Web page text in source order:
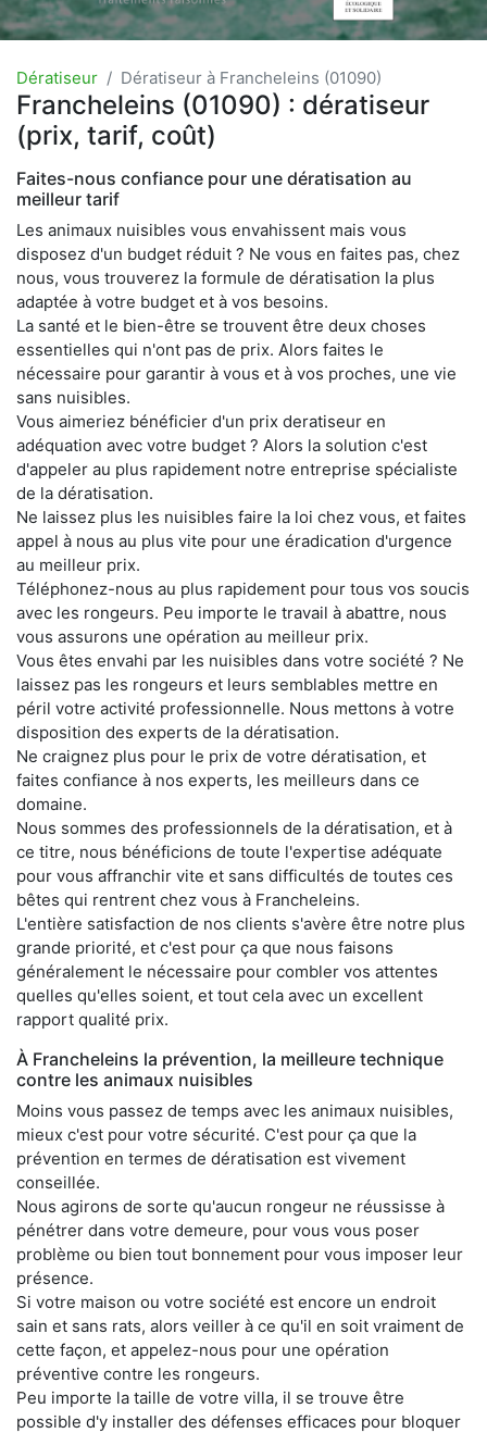
Dératiseur Dératiseur à Francheleins (01090)
Francheleins (01090) : dératiseur
(prix, tarif, coût)
Faites-nous confiance pour une dératisation au
meilleur tarif
Les animaux nuisibles vous envahissent mais vous
disposez d'un budget réduit ? Ne vous en faites pas, chez
nous, vous trouverez la formule de dératisation la plus
adaptée à votre budget et à vos besoins.
La santé et le bien-être se trouvent être deux choses
essentielles qui n'ont pas de prix. Alors faites le
nécessaire pour garantir à vous et à vos proches, une vie
sans nuisibles.
Vous aimeriez bénéficier d'un prix deratiseur en
adéquation avec votre budget ? Alors la solution c'est
d'appeler au plus rapidement notre entreprise spécialiste
de la dératisation.
Ne laissez plus les nuisibles faire la loi chez vous, et faites
appel à nous au plus vite pour une éradication d'urgence
au meilleur prix.
Téléphonez-nous au plus rapidement pour tous vos soucis
avec les rongeurs. Peu importe le travail à abattre, nous
vous assurons une opération au meilleur prix.
Vous êtes envahi par les nuisibles dans votre société ? Ne
laissez pas les rongeurs et leurs semblables mettre en
péril votre activité professionnelle. Nous mettons à votre
disposition des experts de la dératisation.
Ne craignez plus pour le prix de votre dératisation, et
faites confiance à nos experts, les meilleurs dans ce
domaine.
Nous sommes des professionnels de la dératisation, et à
ce titre, nous bénéficions de toute l'expertise adéquate
pour vous affranchir vite et sans difficultés de toutes ces
bêtes qui rentrent chez vous à Francheleins.
L'entière satisfaction de nos clients s'avère être notre plus
grande priorité, et c'est pour ça que nous faisons
généralement le nécessaire pour combler vos attentes
quelles qu'elles soient, et tout cela avec un excellent
rapport qualité prix.
À Francheleins la prévention, la meilleure technique
contre les animaux nuisibles
Moins vous passez de temps avec les animaux nuisibles,
mieux c'est pour votre sécurité. C'est pour ça que la
prévention en termes de dératisation est vivement
conseillée.
Nous agirons de sorte qu'aucun rongeur ne réussisse à
pénétrer dans votre demeure, pour vous vous poser
problème ou bien tout bonnement pour vous imposer leur
présence.
Si votre maison ou votre société est encore un endroit
sain et sans rats, alors veiller à ce qu'il en soit vraiment de
cette façon, et appelez-nous pour une opération
préventive contre les rongeurs.
Peu importe la taille de votre villa, il se trouve être
possible d'y installer des défenses efficaces pour bloquer